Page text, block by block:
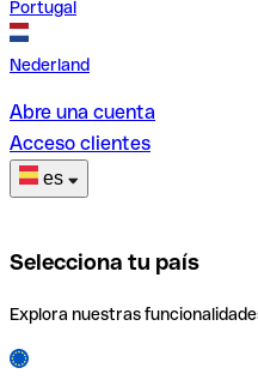
Portugal
Nederland
Abre una cuenta
Acceso clientes
es
Selecciona tu país
Explora nuestras